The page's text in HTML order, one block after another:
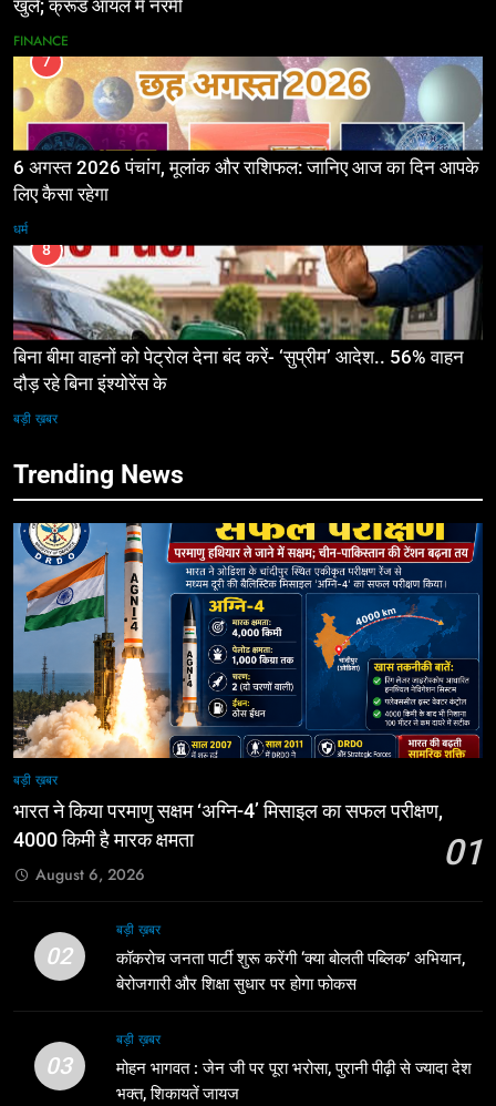
खुले; क्रूड ऑयल में नरमी
FINANCE
7
6 अगस्त 2026 पंचांग, मूलांक और राशिफल: जानिए आज का दिन आपके
लिए कैसा रहेगा
धर्म
8
बिना बीमा वाहनों को पेट्राेल देना बंद करें- ‘सुप्रीम’ आदेश.. 56% वाहन
दौड़ रहे बिना इंश्योरेंस के
बड़ी ख़बर
Trending News
बड़ी ख़बर
भारत ने किया परमाणु सक्षम ‘अग्नि-4’ मिसाइल का सफल परीक्षण,
4000 किमी है मारक क्षमता
01
August 6, 2026
02
बड़ी ख़बर
कॉकरोच जनता पार्टी शुरू करेंगी ‘क्या बोलती पब्लिक’ अभियान,
बेरोजगारी और शिक्षा सुधार पर होगा फोकस
03
बड़ी ख़बर
मोहन भागवत : जेन जी पर पूरा भरोसा, पुरानी पीढ़ी से ज्यादा देश
भक्त, शिकायतें जायज